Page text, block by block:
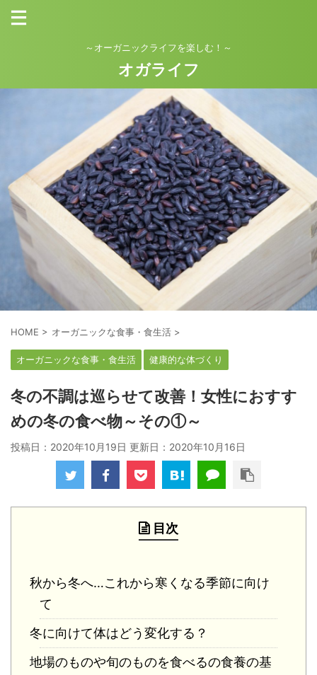
～オーガニックライフを楽しむ！～
オガライフ
HOME > オーガニックな食事・食生活 >
オーガニックな食事・食生活 健康的な体づくり
冬の不調は巡らせて改善！女性におすす
めの冬の食べ物～その①～
投稿日：2020年10月19日 更新日： 2020年10月16日
目次
秋から冬へ…これから寒くなる季節に向け
て
冬に向けて体はどう変化する？
地場のものや旬のものを食べるの食養の基